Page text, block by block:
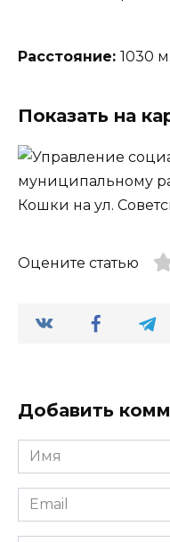
Расстояние: 1030 м.
Показать на
Оцените статью
Добавить
Имя
*
Email
*